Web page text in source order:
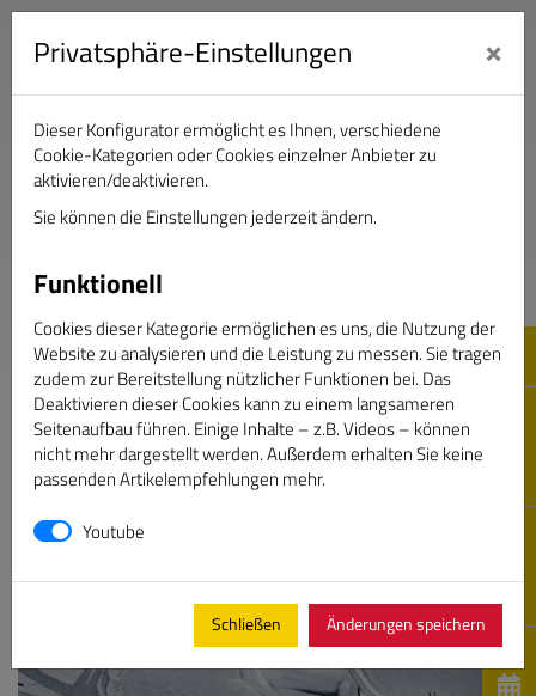
Verband Deutscher Sportjournalisten e.V.
Privatsphäre-Einstellungen ×
Dieser Konfigurator ermöglicht es Ihnen, verschiedene
Cookie-Kategorien oder Cookies einzelner Anbieter zu
aktivieren/deaktivieren.
Sie können die Einstellungen jederzeit ändern.
Funktionell
Cookies dieser Kategorie ermöglichen es uns, die Nutzung der
Website zu analysieren und die Leistung zu messen. Sie tragen
zudem zur Bereitstellung nützlicher Funktionen bei. Das
Deaktivieren dieser Cookies kann zu einem langsameren
Seitenaufbau führen. Einige Inhalte – z.B. Videos – können
nicht mehr dargestellt werden. Außerdem erhalten Sie keine
passenden Artikelempfehlungen mehr.
Youtube
Schließen Änderungen speichern